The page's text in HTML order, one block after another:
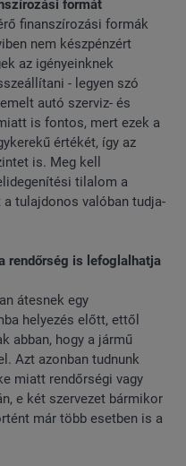
formát
finanszírozási formák
nem készpénzért
az igényeinknek
- legyen szó
autó szerviz- és
is fontos, mert ezek a
értékét, így az
is. Meg kell
tilalom a
a tulajdonos valóban tudja-
rendőrség is lefoglalhatja
átesnek egy
helyezés előtt, ettől
abban, hogy a jármű
Azt azonban tudnunk
miatt rendőrségi vagy
e két szervezet bármikor
már több esetben is a